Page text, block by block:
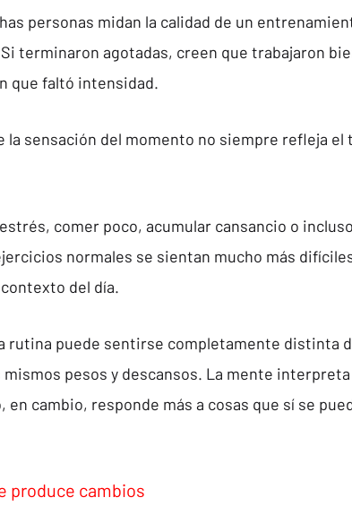
personas midan la calidad de un
terminaron agotadas, creen que trabajaron
que faltó intensidad.
la sensación del momento no siempre refleja
comer poco, acumular cansancio o
normales se sientan mucho más
del día.
rutina puede sentirse completamente distinta
mismos pesos y descansos. La mente
en cambio, responde más a cosas que sí se
produce cambios